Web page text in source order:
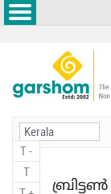
T -
T